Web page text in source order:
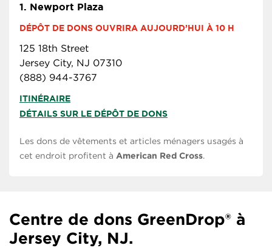
1. Newport Plaza
DÉPÔT DE DONS OUVRIRA AUJOURD’HUI À 10 H
125 18th Street
Jersey City, NJ 07310
(888) 944-3767
ITINÉRAIRE
DÉTAILS SUR LE DÉPÔT DE DONS
Les dons de vêtements et articles ménagers usagés à
cet endroit profitent à American Red Cross.
Centre de dons GreenDrop® à
Jersey City, NJ.